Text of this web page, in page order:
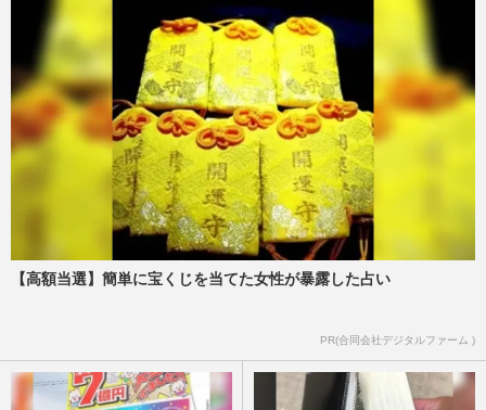
【高額当選】簡単に宝くじを当てた女性が暴露した占い
PR(合同会社デジタルファーム )